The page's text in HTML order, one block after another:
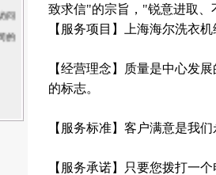
致求信"的宗旨，"锐意进取、
【服务项目】上海海尔洗衣机
【经营理念】质量是中心发
的标志。
【服务标准】客户满意是我
【服务承诺】只要您拨打一